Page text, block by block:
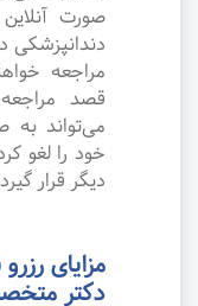
صورت
دندانپزشکی
مراجعه
قصد
می‌تواند به
خود را لغو
دیگر قرار
مزایای
دکتر